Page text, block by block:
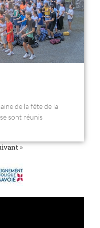
de la fête de la
sont réunis
»